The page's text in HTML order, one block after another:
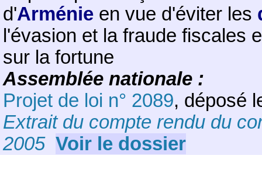
d'Arménie en vue d'éviter les
l'évasion et la fraude fiscales
sur la fortune
Assemblée nationale :
Projet de loi n° 2089, déposé
Extrait du compte rendu du
2005 Voir le dossier